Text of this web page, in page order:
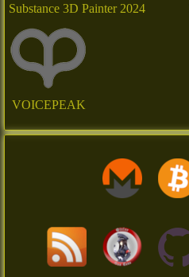
Substance 3D Painter 2024
VOICEPEAK